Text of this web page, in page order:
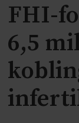
FHI-
6,5